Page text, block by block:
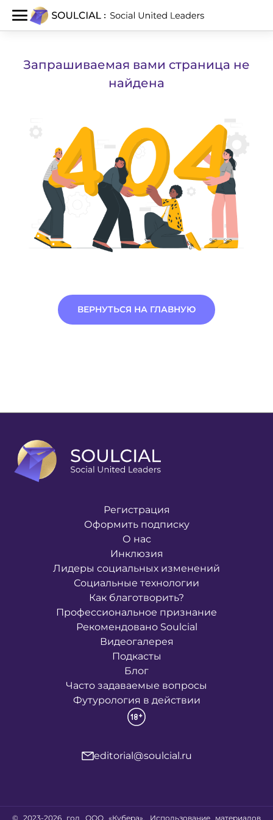
Запрашиваемая вами страница не
найдена
ВЕРНУТЬСЯ НА ГЛАВНУЮ
Регистрация
Оформить подписку
О нас
Инклюзия
Лидеры социальных изменений
Социальные технологии
Как благотворить?
Профессиональное признание
Рекомендовано Soulcial
Видеогалерея
Подкасты
Блог
Часто задаваемые вопросы
Футурология в действии
editorial@soulcial.ru
© 2023-2026 год ООО «Кубера». Использование материалов